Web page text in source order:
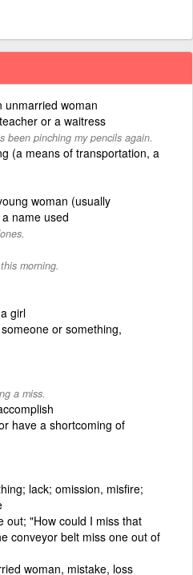
unmarried woman
or a waitress
been pinching my pencils again.
(a means of transportation, a
woman (usually
name used
morning.
girl
or something,
a miss.
have a shortcoming of
lack; omission, misfire;
out; "How could I miss that
conveyor belt miss one out of
woman, mistake, loss